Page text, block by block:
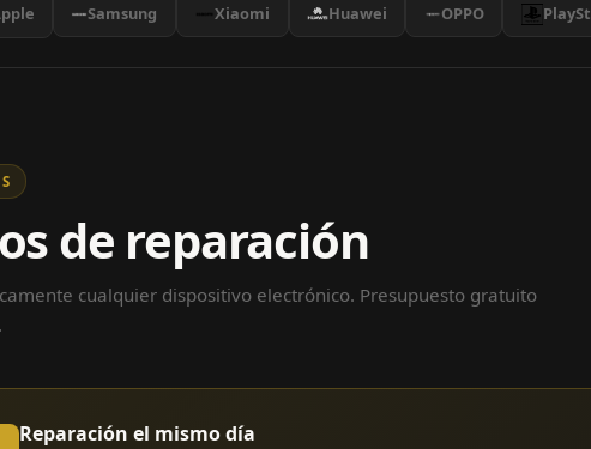
Samsung Xiaomi Huawei OPPO
de reparación
cualquier dispositivo electrónico. Presupuesto gratuito
Reparación el mismo día